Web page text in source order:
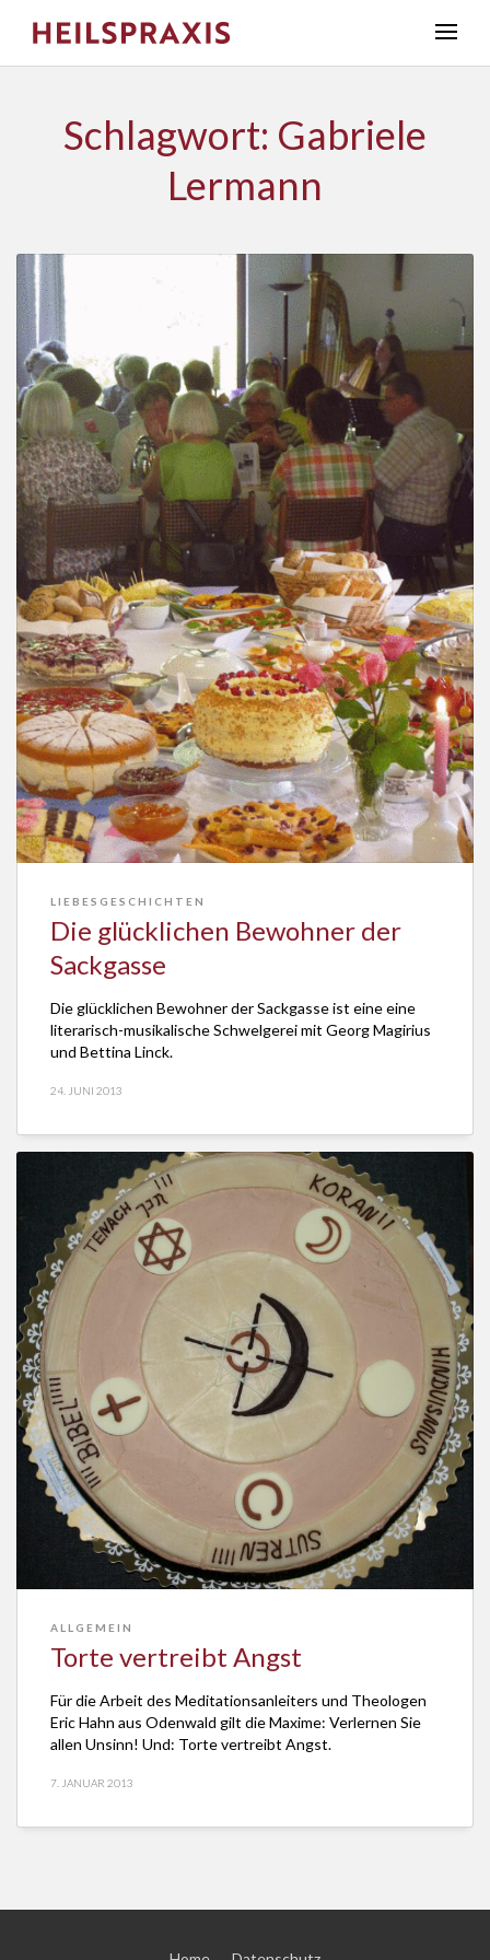
Schlagwort: Gabriele
Lermann
LIEBESGESCHICHTEN
Die glücklichen Bewohner der
Sackgasse
Die glücklichen Bewohner der Sackgasse ist eine eine
literarisch-musikalische Schwelgerei mit Georg Magirius
und Bettina Linck.
24. JUNI 2013
ALLGEMEIN
Torte vertreibt Angst
Für die Arbeit des Meditationsanleiters und Theologen
Eric Hahn aus Odenwald gilt die Maxime: Verlernen Sie
allen Unsinn! Und: Torte vertreibt Angst.
7. JANUAR 2013